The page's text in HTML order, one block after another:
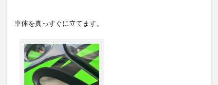
車体を真っすぐに立てます。